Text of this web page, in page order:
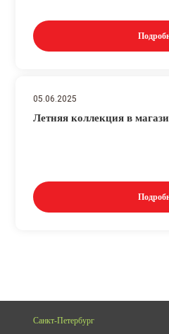
05.06.2025
Летняя коллекция в
Санкт-Петербург